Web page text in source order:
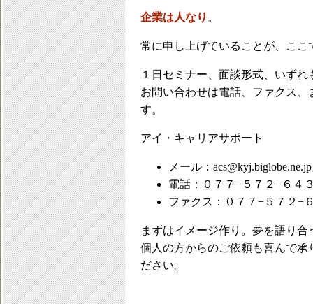
企業は人なり 。
常に申し上げていることが、こ
１日セミナー、面談形式、いず
お問い合わせは電話、ファクス
す。
アイ・キャリアサポート
メール：acs@kyj.biglobe.ne.jp
電話：０７７−５７２−６４
ファクス：０７７−５７２−
まずはイメージ作り。夢を語り
個人の方からのご依頼も喜んで
ださい。